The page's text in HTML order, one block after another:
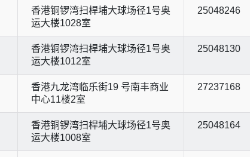
香港铜锣湾扫桿埔大球场径1号奥
运大楼1028室
25048246
香港铜锣湾扫桿埔大球场径1号奥
运大楼1012室
25048130
香港九龙湾临乐街19 号南丰商业
中心11楼2室
27237168
香港铜锣湾扫桿埔大球场径1号奥
运大楼1008室
25048164